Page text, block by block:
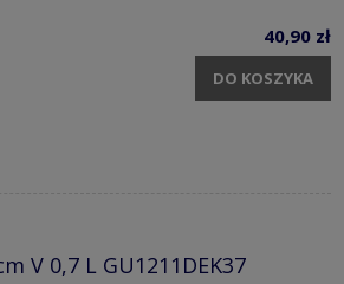
40,90 zł
DO KOSZYKA
V 0,7 L GU1211DEK37